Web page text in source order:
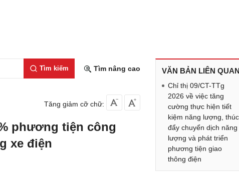
Tìm kiếm Tìm nâng cao
Tăng giảm cỡ chữ:
phương tiện công
xe điện
VĂN BẢN LIÊN QUAN
Chỉ thị 09/CT-TTg
2026 về việc tăng
cường thực hiện tiết
kiệm năng lượng, thúc
đẩy chuyển dịch năng
lượng và phát triển
phương tiện giao
thông điện